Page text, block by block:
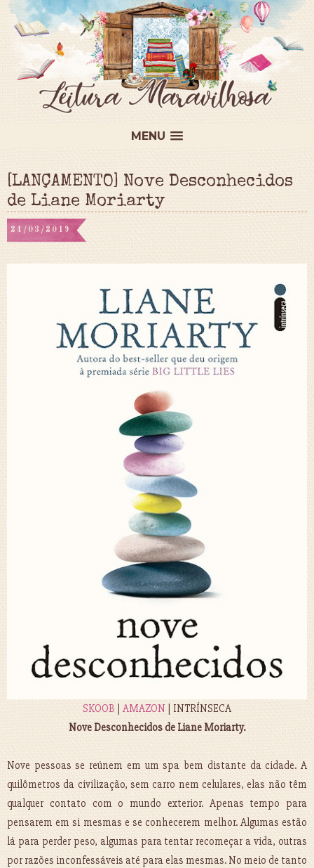
MENU
[LANÇAMENTO] Nove Desconhecidos
de Liane Moriarty
24/03/2019
SKOOB AMAZON | INTRÍNSECA
Nove Desconhecidos de Liane Moriarty.
Nove pessoas se reúnem em um spa bem distante da cidade. A
quilômetros da civilização, sem carro nem celulares, elas não têm
qualquer contato com o mundo exterior. Apenas tempo para
pensarem em si mesmas e se conhecerem melhor. Algumas estão
lá para perder peso, algumas para tentar recomeçar a vida, outras
por razões inconfessáveis até para elas mesmas. No meio de tanto